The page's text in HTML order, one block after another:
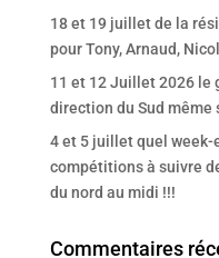
18 et 19 juillet de la
pour Tony, Arnaud,
11 et 12 Juillet 2026 le
direction du Sud même
4 et 5 juillet quel week-
compétitions à suivre
du nord au midi !!!
Commentaires